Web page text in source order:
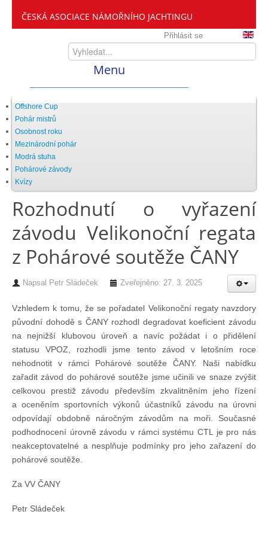
ČESKÁ ASOCIACE NÁMOŘNÍHO JACHTINGU
Přihlásit se
Menu
Home
ČANY
Kdo jsme
Zveme vás mezi nás
Setkání ČANY
Chci se stát členem
Oznámení
Členské příspěvky
Dokumenty ke stažení
Ochrana osobních údajů
Legislativní proces
Offshore Cup
Pohár mistrů
Osobnost roku
Mezinárodní pohár
Modrá stuha
Pohárové závody
Kvízy
Rozhodnutí o vyřazení
závodu Velikonoční regata
z Pohárové soutěže ČANY
Napsal Petr Sládeček Zveřejněno: 27. 3. 2025
Vzhledem k tomu, že se pořadatel Velikonoční regaty navzdory
původní dohodě s ČANY rozhodl degradovat koeficient závodu
na nejnižší klubovou úroveň a navíc požádat i o přidělení
statusu VPOZ, rozhodli jsme tento závod v letošním roce
nehodnotit v rámci Pohárové soutěže ČANY. Naši nabídku
zařadit závod do pohárové soutěže jsme učinili ve snaze zvýšit
celkovou prestiž závodu především zkvalitněním jeho řízení
a oceněním sportovních výkonů účastníků závodu na úrovni
odpovídají obdobně náročným závodům na moři. Současné
podhodnocení úrovně závodu v rámci systému CTL je pro nás
neakceptovatelné a nesplňuje podmínky pro jeho zařazení do
pohárové soutěže.
Za VV ČANY
Petr Sládeček